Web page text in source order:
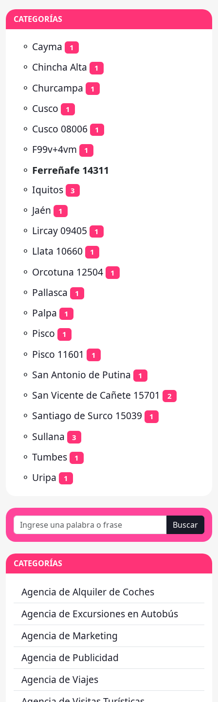
CATEGORÍAS
⚬ Cayma 1
⚬ Chincha Alta 1
⚬ Churcampa 1
⚬ Cusco 1
⚬ Cusco 08006 1
⚬ F99v+4vm 1
⚬ Ferreñafe 14311
⚬ Iquitos 3
⚬ Jaén 1
⚬ Lircay 09405 1
⚬ Llata 10660 1
⚬ Orcotuna 12504 1
⚬ Pallasca 1
⚬ Palpa 1
⚬ Pisco 1
⚬ Pisco 11601 1
⚬ San Antonio de Putina 1
⚬ San Vicente de Cañete 15701 2
⚬ Santiago de Surco 15039 1
⚬ Sullana 3
⚬ Tumbes 1
⚬ Uripa 1
Buscar
CATEGORÍAS
Agencia de Alquiler de Coches
Agencia de Excursiones en Autobús
Agencia de Marketing
Agencia de Publicidad
Agencia de Viajes